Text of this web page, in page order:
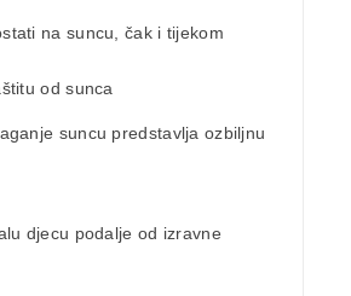
na suncu, čak i tijekom
od sunca
suncu predstavlja ozbiljnu
djecu podalje od izravne